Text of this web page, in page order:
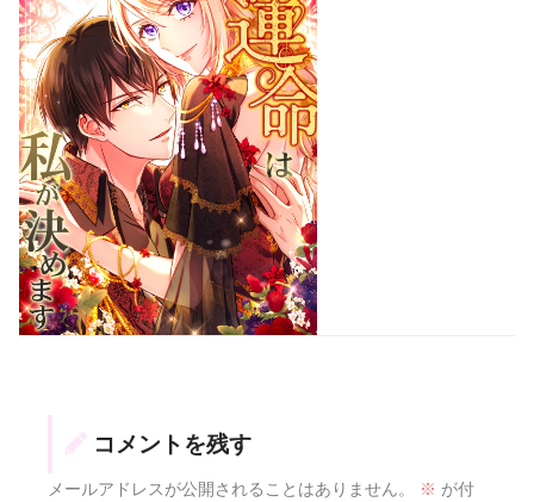
コメントを残す
メールアドレスが公開されることはありません。 ※ が付